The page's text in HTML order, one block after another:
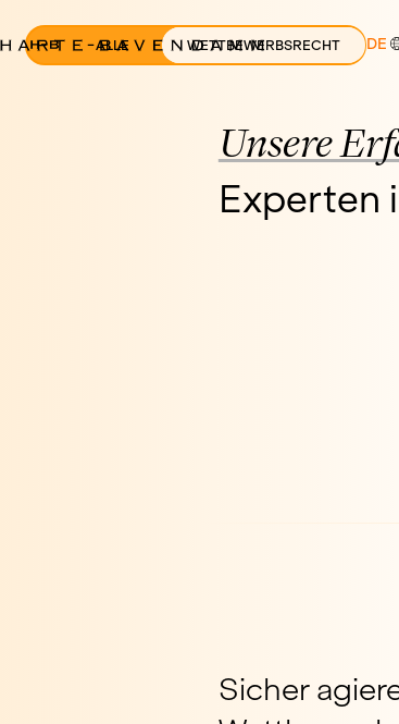
ALLE WETTBEWERBSRECHT DE
Unsere
Experten
Sicher